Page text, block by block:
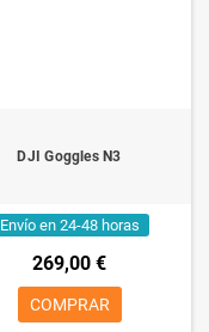
DJI Goggles N3
Envío en 24-48 horas
269,00 €
COMPRAR